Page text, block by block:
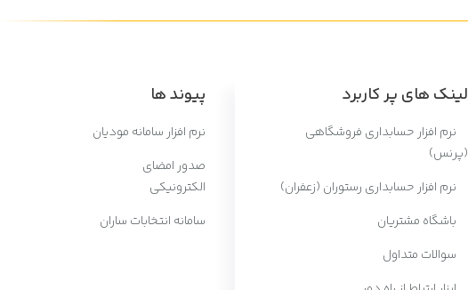
لینک های پر کاربرد
نرم افزار حسابداری فروشگاهی
(پرنس)
نرم افزار حسابداری رستوران (زعفران)
باشگاه مشتریان
سوالات متداول
پیوند ها
نرم افزار سامانه مودیان
صدور امضای
الکترونیکی
سامانه انتخابات ساران